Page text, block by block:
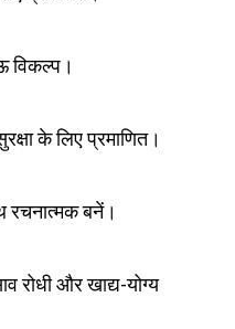
विकल्प।
के लिए प्रमाणित।
रचनात्मक बनें।
रोधी और खाद्य-योग्य